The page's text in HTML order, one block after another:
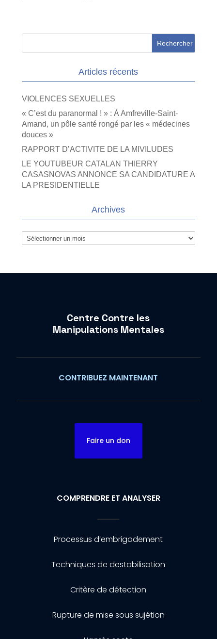
Articles récents
VIOLENCES SEXUELLES
« C’est du paranormal ! » : À Amfreville-Saint-
Amand, un pôle santé rongé par les « médecines
douces »
RAPPORT D’ACTIVITE DE LA MIVILUDES
LE YOUTUBEUR CATALAN THIERRY
CASASNOVAS ANNONCE SA CANDIDATURE A
LA PRESIDENTIELLE
Archives
Archives
Centre Contre les
Manipulations Mentales
CONTRIBUEZ MAINTENANT
Faire un don
COMPRENDRE ET ANALYSER
Processus d’embrigadement
Techniques de destabilisation
Critère de détection
Rupture de mise sous sujétion